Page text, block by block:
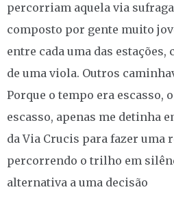
percorriam aquela via
composto por gente muito
entre cada uma das estações,
de uma viola. Outros
Porque o tempo era escasso,
escasso, apenas me detinha
da Via Crucis para fazer uma
percorrendo o trilho em
alternativa a uma decisão